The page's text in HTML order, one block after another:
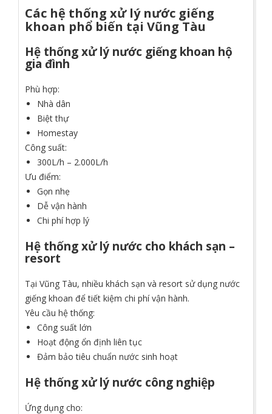
Các hệ thống xử lý nước giếng
khoan phổ biến tại Vũng Tàu
Hệ thống xử lý nước giếng khoan hộ
gia đình
Phù hợp:
Nhà dân
Biệt thự
Homestay
Công suất:
300L/h – 2.000L/h
Ưu điểm:
Gọn nhẹ
Dễ vận hành
Chi phí hợp lý
Hệ thống xử lý nước cho khách sạn –
resort
Tại Vũng Tàu, nhiều khách sạn và resort sử dụng nước
giếng khoan để tiết kiệm chi phí vận hành.
Yêu cầu hệ thống:
Công suất lớn
Hoạt động ổn định liên tục
Đảm bảo tiêu chuẩn nước sinh hoạt
Hệ thống xử lý nước công nghiệp
Ứng dụng cho: